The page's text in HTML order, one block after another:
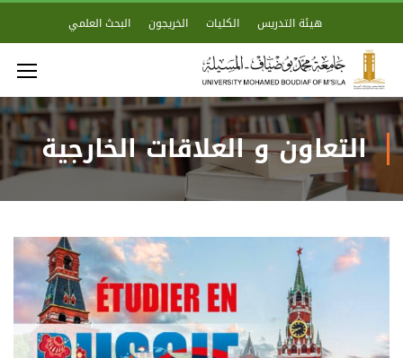
هيئة التدريس الكليات الخريجون البحث العلمي
التعاون و العلاقات الخارجية